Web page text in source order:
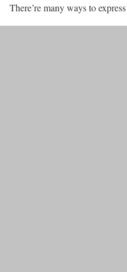
There’re many ways to